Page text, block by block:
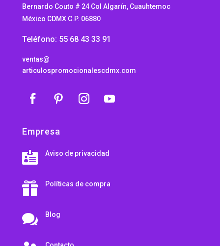
Bernardo Couto # 24 Col Algarín, Cuauhtemoc
México CDMX C.P. 06880
Teléfono: 55 68 43 33 91
ventas@
articulospromocionalescdmx.com
Empresa
 Aviso de privacidad
 Políticas de compra
 Blog